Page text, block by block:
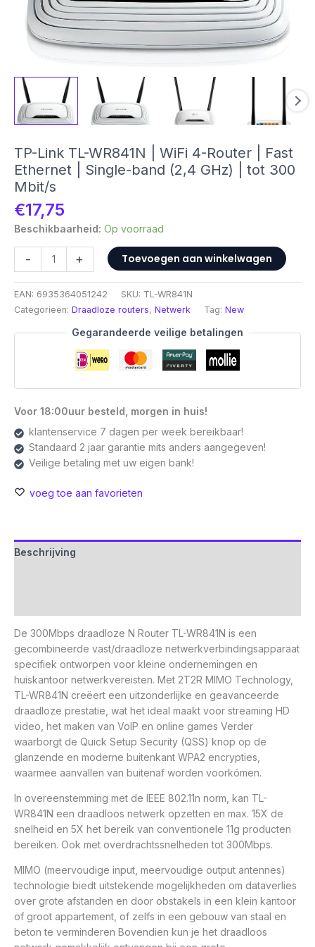
TP-Link TL-WR841N | WiFi 4-Router | Fast
Ethernet | Single-band (2,4 GHz) | tot 300
Mbit/s
€17,75
Beschikbaarheid: Op voorraad
-
Link
TL-
WR841N
|
WiFi
Fast
Ethernet
Single-
band
(2,4
GHz)
Mbit/s
+ Toevoegen aan winkelwagen
EAN: 6935364051242 SKU: TL-WR841N
Categorieën: Draadloze routers, Netwerk Tag: New
Gegarandeerde veilige betalingen
Voor 18:00uur besteld, morgen in huis!
klantenservice 7 dagen per week bereikbaar!
Standaard 2 jaar garantie mits anders aangegeven!
Veilige betaling met uw eigen bank!
voeg toe aan favorieten
Beschrijving
De 300Mbps draadloze N Router TL-WR841N is een
gecombineerde vast/draadloze netwerkverbindingsapparaat
specifiek ontworpen voor kleine ondernemingen en
huiskantoor netwerkvereisten. Met 2T2R MIMO Technology,
TL-WR841N creëert een uitzonderlijke en geavanceerde
draadloze prestatie, wat het ideal maakt voor streaming HD
video, het maken van VoIP en online games Verder
waarborgt de Quick Setup Security (QSS) knop op de
glanzende en moderne buitenkant WPA2 encrypties,
waarmee aanvallen van buitenaf worden voorkómen.
In overeenstemming met de IEEE 802.11n norm, kan TL-
WR841N een draadloos netwerk opzetten en max. 15X de
snelheid en 5X het bereik van conventionele 11g producten
bereiken. Ook met overdrachtssnelheden tot 300Mbps.
MIMO (meervoudige input, meervoudige output antennes)
technologie biedt uitstekende mogelijkheden om dataverlies
over grote afstanden en door obstakels in een klein kantoor
of groot appartement, of zelfs in een gebouw van staal en
beton te verminderen Bovendien kun je het draadloos